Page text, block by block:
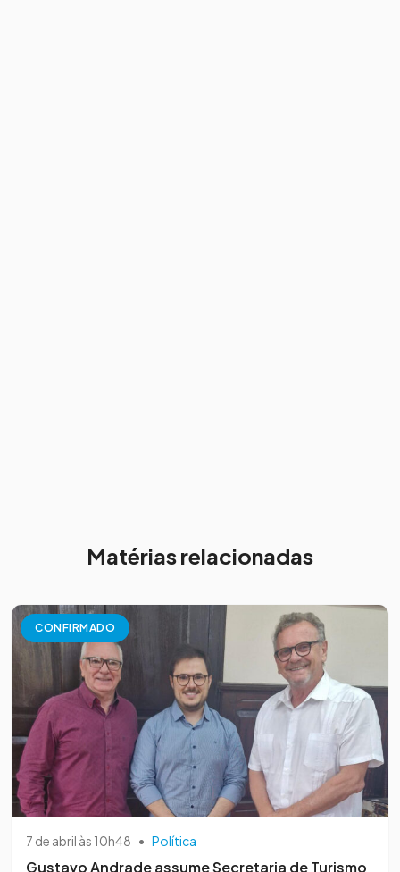
Matérias relacionadas
CONFIRMADO
7 de abril às 10h48 • Política
Gustavo Andrade assume Secretaria de Turismo